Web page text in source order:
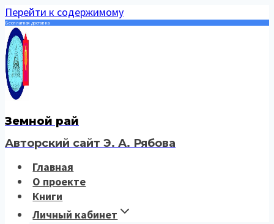
Перейти к содержимому
Бесплатная доставка
Земной рай
Авторский сайт Э. А. Рябова
Главная
О проекте
Книги
Личный кабинет